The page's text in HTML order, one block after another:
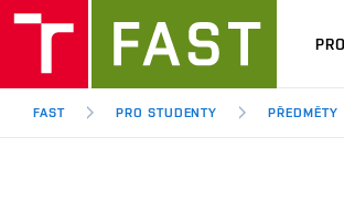
FAST PRO STUDENTY PŘEDMĚTY